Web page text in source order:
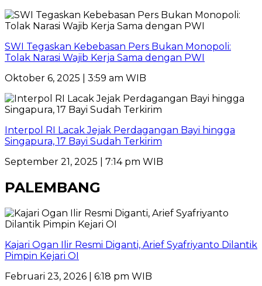
SWI Tegaskan Kebebasan Pers Bukan Monopoli:
Tolak Narasi Wajib Kerja Sama dengan PWI
Oktober 6, 2025 | 3:59 am WIB
Interpol RI Lacak Jejak Perdagangan Bayi hingga
Singapura, 17 Bayi Sudah Terkirim
September 21, 2025 | 7:14 pm WIB
PALEMBANG
Kajari Ogan Ilir Resmi Diganti, Arief Syafriyanto Dilantik
Pimpin Kejari OI
Februari 23, 2026 | 6:18 pm WIB